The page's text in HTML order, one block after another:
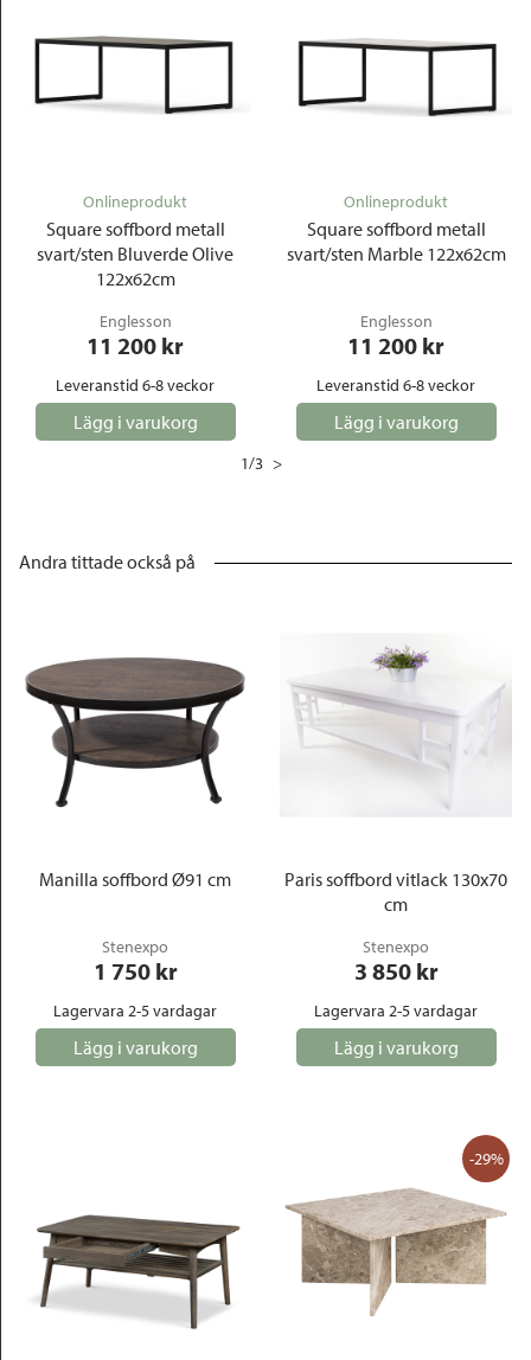
Square soffbord metall
svart/sten Bluverde Olive
122x62cm
Onlineprodukt
Englesson
11 200 kr
Leveranstid 6-8 veckor
Lägg i varukorg
Square soffbord metall
svart/sten Marble 122x62cm
Onlineprodukt
Englesson
11 200 kr
Leveranstid 6-8 veckor
Lägg i varukorg
1/3 >
Andra tittade också på
Manilla soffbord Ø91 cm
Stenexpo
1 750 kr
Lagervara 2-5 vardagar
Lägg i varukorg
Paris soffbord vitlack 130x70
cm
Stenexpo
3 850 kr
Lagervara 2-5 vardagar
Lägg i varukorg
-29%